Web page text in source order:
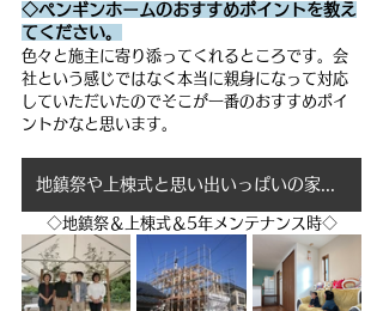
◇ペンギンホームのおすすめポイントを教え
てください。
色々と施主に寄り添ってくれるところです。会
社という感じではなく本当に親身になって対応
していただいたのでそこが一番のおすすめポイ
ントかなと思います。
◇地鎮祭＆上棟式＆5年メンテナンス時◇